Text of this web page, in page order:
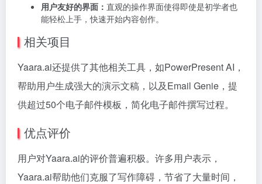
用户友好的界面： 直观的操作界面使得即使是初学者也
能轻松上手，快速开始内容创作。
相关项目
Yaara.ai还提供了其他相关工具，如PowerPresent AI，
帮助用户生成强大的演示文稿，以及Email Genie，提
供超过50个电子邮件模板，简化电子邮件撰写过程。
优点评价
用户对Yaara.ai的评价普遍积极。许多用户表示，
Yaara.ai帮助他们克服了写作障碍，节省了大量时间，